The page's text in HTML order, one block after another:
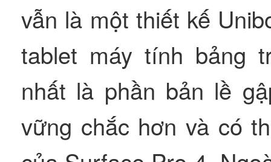
vẫn là một thiết kế
tablet máy tính bảng
nhất là phần bản lề
vững chắc hơn và có